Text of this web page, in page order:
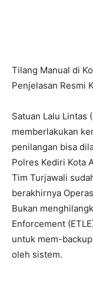
Tilang Manual di
Penjelasan Resmi
Satuan Lalu Lintas
memberlakukan
penilangan bisa
Polres Kediri Kota
Tim Turjawali
berakhirnya
Bukan
Enforcement
untuk mem-
oleh sistem.